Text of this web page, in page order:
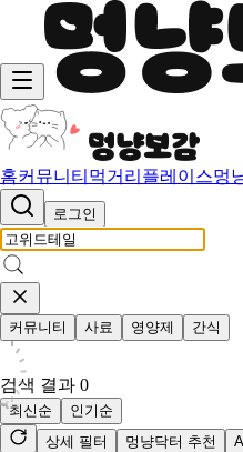
홈커뮤니티 먹거리 플레이스멍
로그인
커뮤니티 사료 영양제 간식
검색 결과 0
최신순
인기순
상세 필터
멍냥닥터 추천